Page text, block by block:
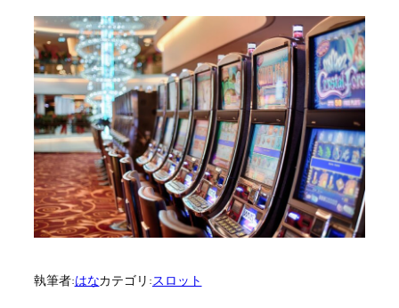
執筆者:はなカテゴリ:スロット